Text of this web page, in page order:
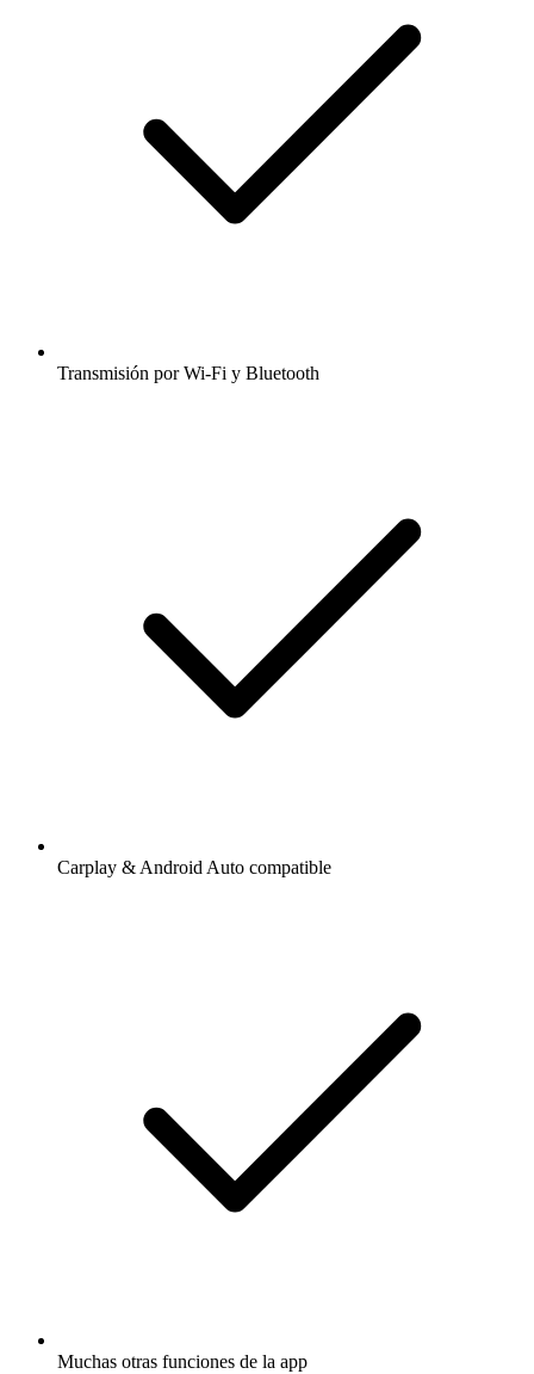
Transmisión por Wi-Fi y Bluetooth
Carplay & Android Auto compatible
Muchas otras funciones de la app